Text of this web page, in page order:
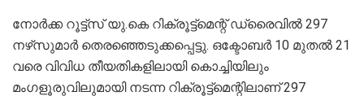
നോർക്ക റൂട്ട്‌സ് യു.കെ റിക്രൂട്ട്‌മെന്റ് ഡ്രൈവിൽ 297
നഴ്‌സുമാർ തെരഞ്ഞെടുക്കപ്പെട്ടു. ഒക്ടോബർ 10 മുതൽ 21
വരെ വിവിധ തീയതികളിലായി കൊച്ചിയിലും
മംഗളൂരുവിലുമായി നടന്ന റിക്രൂട്ട്‌മെന്റിലാണ് 297